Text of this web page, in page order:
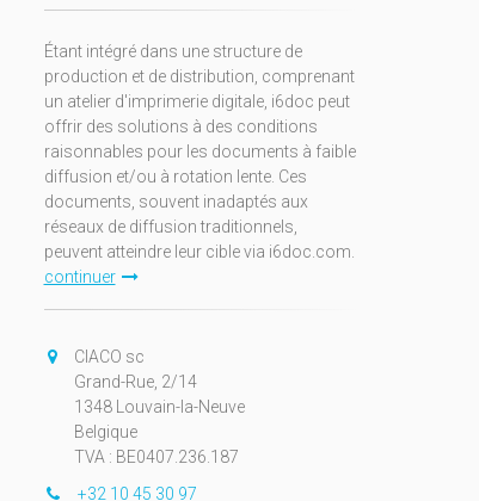
Étant intégré dans une structure de
production et de distribution, comprenant
un atelier d'imprimerie digitale, i6doc peut
offrir des solutions à des conditions
raisonnables pour les documents à faible
diffusion et/ou à rotation lente. Ces
documents, souvent inadaptés aux
réseaux de diffusion traditionnels,
peuvent atteindre leur cible via i6doc.com.
continuer
CIACO sc
Grand-Rue, 2/14
1348 Louvain-la-Neuve
Belgique
TVA : BE0407.236.187
+32 10 45 30 97